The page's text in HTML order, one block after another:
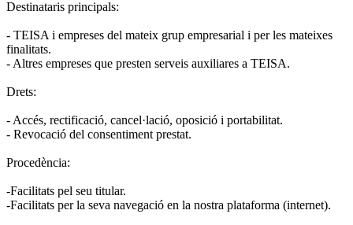
Destinataris principals:
- TEISA i empreses del mateix grup empresarial i per les mateixes
finalitats.
- Altres empreses que presten serveis auxiliares a TEISA.
Drets:
- Accés, rectificació, cancel·lació, oposició i portabilitat.
- Revocació del consentiment prestat.
Procedència:
-Facilitats pel seu titular.
-Facilitats per la seva navegació en la nostra plataforma (internet).